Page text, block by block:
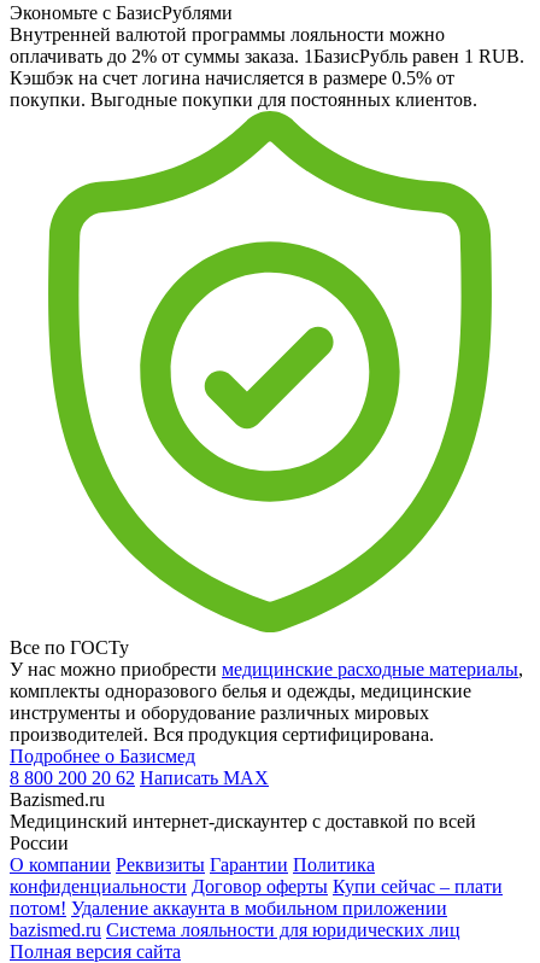
Экономьте с БазисРублями
Внутренней валютой программы лояльности можно
оплачивать до 2% от суммы заказа. 1БазисРубль равен 1 RUB.
Кэшбэк на счет логина начисляется в размере 0.5% от
покупки. Выгодные покупки для постоянных клиентов.
Все по ГОСТу
У нас можно приобрести медицинские расходные материалы,
комплекты одноразового белья и одежды, медицинские
инструменты и оборудование различных мировых
производителей. Вся продукция сертифицирована.
Подробнее о Базисмед
8 800 200 20 62 Написать MAX
Bazismed.ru
Медицинский интернет-дискаунтер с доставкой по всей
России
О компании Реквизиты Гарантии Политика
конфиденциальности Договор оферты Купи сейчас – плати
потом! Удаление аккаунта в мобильном приложении
bazismed.ru Система лояльности для юридических лиц
Полная версия сайта